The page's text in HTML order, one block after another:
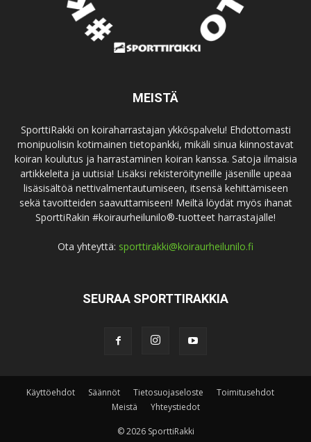
MEISTÄ
SporttiRakki on koiraharrastajan ykköspalvelu! Ehdottomasti
monipuolisin kotimainen tietopankki, mikäli sinua kiinnostavat
koiran koulutus ja harrastaminen koiran kanssa. Satoja ilmaisia
artikkeleita ja uutisia! Lisäksi rekisteröityneille jäsenille upeaa
lisäsisältöä nettivalmentautumiseen, itsensä kehittämiseen
sekä tavoitteiden saavuttamiseen! Meiltä löydät myös ihanat
SporttiRakin #koiraurheilunilo®-tuotteet harrastajalle!
Ota yhteyttä: sporttirakki@koiraurheilunilo.fi
SEURAA SPORTTIRAKKIA
Käyttöehdot Säännöt Tietosuojaseloste
Toimitusehdot
Meistä
Yhteystiedot
© 2026 SporttiRakki